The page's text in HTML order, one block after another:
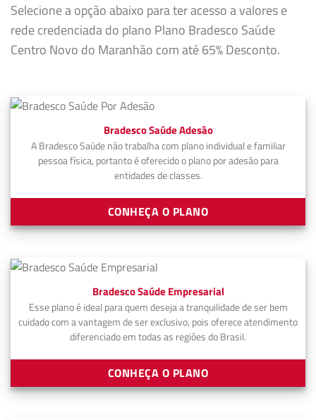
Selecione a opção abaixo para ter acesso a valores e
rede credenciada do plano Plano Bradesco Saúde
Centro Novo do Maranhão com até 65% Desconto.
Bradesco Saúde Adesão
A Bradesco Saúde não trabalha com plano individual e familiar
pessoa física, portanto é oferecido o plano por adesão para
entidades de classes.
CONHEÇA O PLANO
Bradesco Saúde Empresarial
Esse plano é ideal para quem deseja a tranquilidade de ser bem
cuidado com a vantagem de ser exclusivo, pois oferece atendimento
diferenciado em todas as regiões do Brasil.
CONHEÇA O PLANO